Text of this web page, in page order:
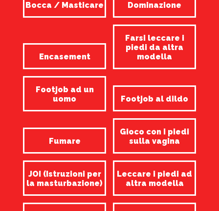
Bocca / Masticare Dominazione
Encasement
Farsi leccare i
piedi da altra
modella
Footjob ad un
uomo
Footjob al dildo
Fumare
Gioco con i piedi
sulla vagina
JOI (Istruzioni per
la masturbazione)
Leccare i piedi ad
altra modella